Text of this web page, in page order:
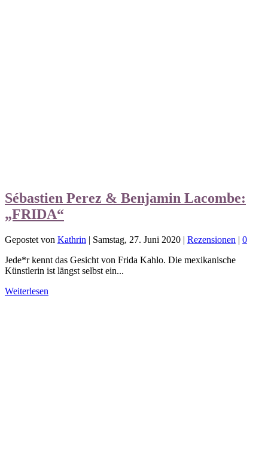
Sébastien Perez & Benjamin Lacombe:
„FRIDA“
Gepostet von Kathrin | Samstag, 27. Juni 2020 | Rezensionen | 0
Jede*r kennt das Gesicht von Frida Kahlo. Die mexikanische
Künstlerin ist längst selbst ein...
Weiterlesen